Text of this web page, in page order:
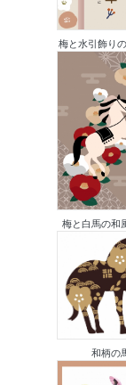
梅と水引飾り
梅と白馬の和
和柄の